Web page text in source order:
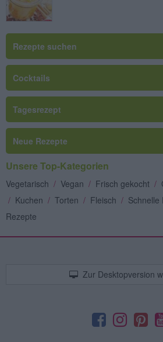
Rezepte suchen
Cocktails
Tagesrezept
Neue Rezepte
Unsere Top-Kategorien
Vegetarisch / Vegan / Frisch gekocht /
/ Kuchen / Torten / Fleisch / Schnelle
Rezepte
Zur Desktopversion